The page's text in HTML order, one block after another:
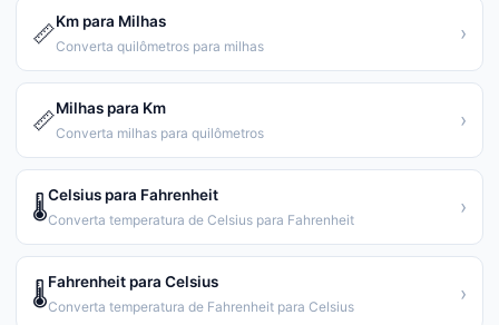
📏Km para Milhas
Converta quilômetros para milhas
›
📏Milhas para Km
Converta milhas para quilômetros
›
🌡️Celsius para Fahrenheit
Converta temperatura de Celsius para Fahrenheit
›
🌡️Fahrenheit para Celsius
Converta temperatura de Fahrenheit para Celsius
›